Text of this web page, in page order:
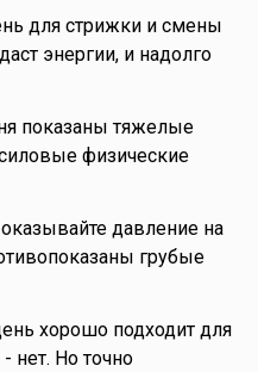
для стрижки и смены
энергии, и надолго
показаны тяжелые
физические
давление на
грубые
хорошо подходит для
нет. Но точно